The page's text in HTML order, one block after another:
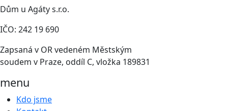
Dům u Agáty s.r.o.
IČO: 242 19 690
Zapsaná v OR vedeném Městským
soudem v Praze, oddíl C, vložka 189831
menu
Kdo jsme